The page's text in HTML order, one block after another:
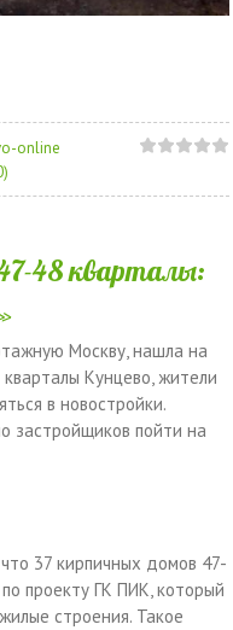
online
48 кварталы:
Москву, нашла на
Кунцево, жители
в новостройки.
застройщиков пойти на
37 кирпичных домов 47-
проекту ГК ПИК, который
строения. Такое